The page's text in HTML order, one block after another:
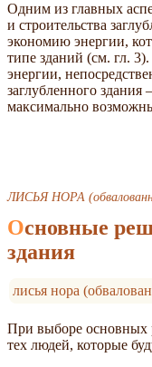
Одним из главных
и строительства
экономию энергии,
типе зданий (см. гл.
энергии,
заглубленного
максимально
ЛИСЬЯ НОРА
Основные решения для подземного
здания
лисья нора
При выборе основных
тех людей, которые